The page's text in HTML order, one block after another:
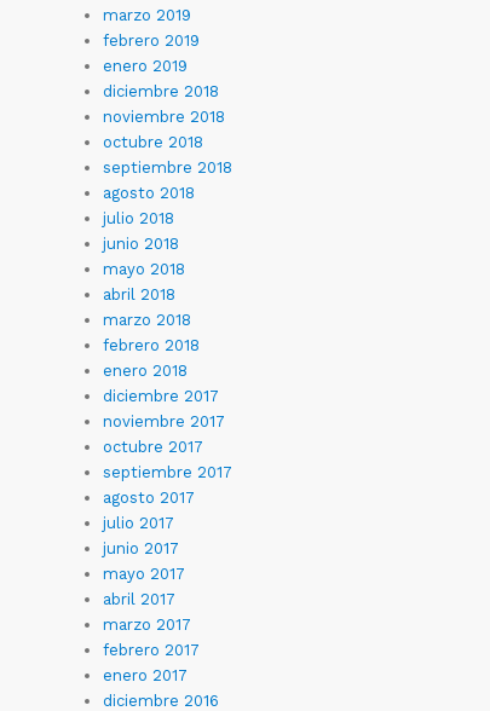
marzo 2019
febrero 2019
enero 2019
diciembre 2018
noviembre 2018
octubre 2018
septiembre 2018
agosto 2018
julio 2018
junio 2018
mayo 2018
abril 2018
marzo 2018
febrero 2018
enero 2018
diciembre 2017
noviembre 2017
octubre 2017
septiembre 2017
agosto 2017
julio 2017
junio 2017
mayo 2017
abril 2017
marzo 2017
febrero 2017
enero 2017
diciembre 2016